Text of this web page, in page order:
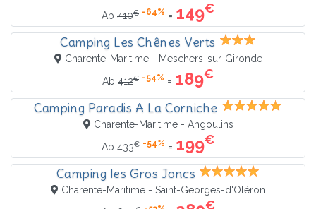
Ab 410€ -64% = 149€
Camping Les Chênes Verts
Charente-Maritime - Meschers-sur-Gironde
Ab 412€ -54% = 189€
Camping Paradis A La Corniche
Charente-Maritime - Angoulins
Ab 433€ -54% = 199€
Camping les Gros Joncs
Charente-Maritime - Saint-Georges-d'Oléron
€